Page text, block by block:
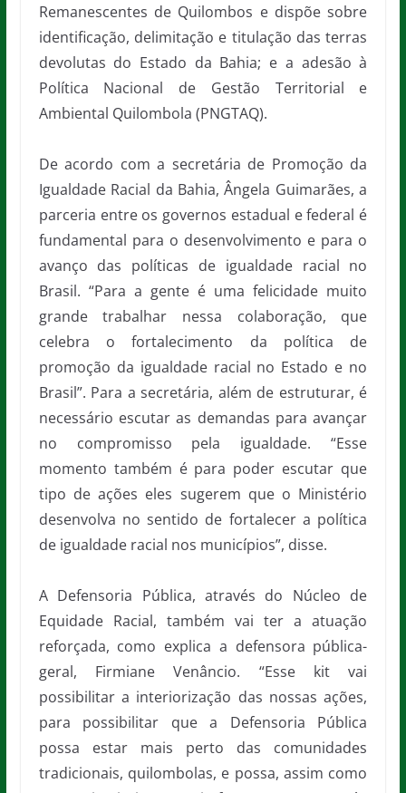
Remanescentes de Quilombos e dispõe sobre
identificação, delimitação e titulação das terras
devolutas do Estado da Bahia; e a adesão à
Política Nacional de Gestão Territorial e
Ambiental Quilombola (PNGTAQ).
De acordo com a secretária de Promoção da
Igualdade Racial da Bahia, Ângela Guimarães, a
parceria entre os governos estadual e federal é
fundamental para o desenvolvimento e para o
avanço das políticas de igualdade racial no
Brasil. “Para a gente é uma felicidade muito
grande trabalhar nessa colaboração, que
celebra o fortalecimento da política de
promoção da igualdade racial no Estado e no
Brasil”. Para a secretária, além de estruturar, é
necessário escutar as demandas para avançar
no compromisso pela igualdade. “Esse
momento também é para poder escutar que
tipo de ações eles sugerem que o Ministério
desenvolva no sentido de fortalecer a política
de igualdade racial nos municípios”, disse.
A Defensoria Pública, através do Núcleo de
Equidade Racial, também vai ter a atuação
reforçada, como explica a defensora pública-
geral, Firmiane Venâncio. “Esse kit vai
possibilitar a interiorização das nossas ações,
para possibilitar que a Defensoria Pública
possa estar mais perto das comunidades
tradicionais, quilombolas, e possa, assim como